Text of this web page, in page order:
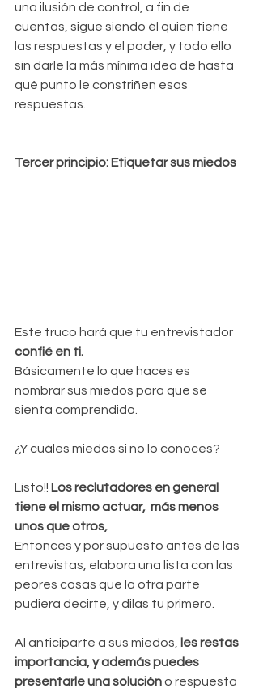
una ilusión de control, a fin de
cuentas, sigue siendo él quien tiene
las respuestas y el poder, y todo ello
sin darle la más mínima idea de hasta
qué punto le constriñen esas
respuestas.
Tercer principio: Etiquetar sus miedos
Este truco hará que tu entrevistador
confié en ti.
Básicamente lo que haces es
nombrar sus miedos para que se
sienta comprendido.
¿Y cuáles miedos si no lo conoces?
Listo!! Los reclutadores en general
tiene el mismo actuar,  más menos
unos que otros,
Entonces y por supuesto antes de las
entrevistas, elabora una lista con las
peores cosas que la otra parte
pudiera decirte, y dilas tu primero.
Al anticiparte a sus miedos,
les restas
importancia, y además puedes
presentarle una solución o respuesta